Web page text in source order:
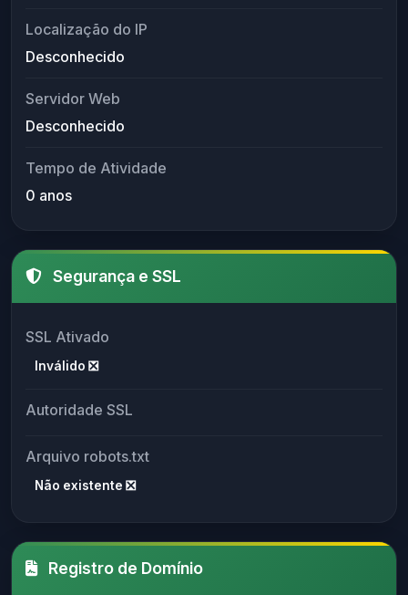
Localização do IP
Desconhecido
Servidor Web
Desconhecido
Tempo de Atividade
0 anos
Segurança e SSL
SSL Ativado
Inválido ❎
Autoridade SSL
Arquivo robots.txt
Não existente ❎
Registro de Domínio